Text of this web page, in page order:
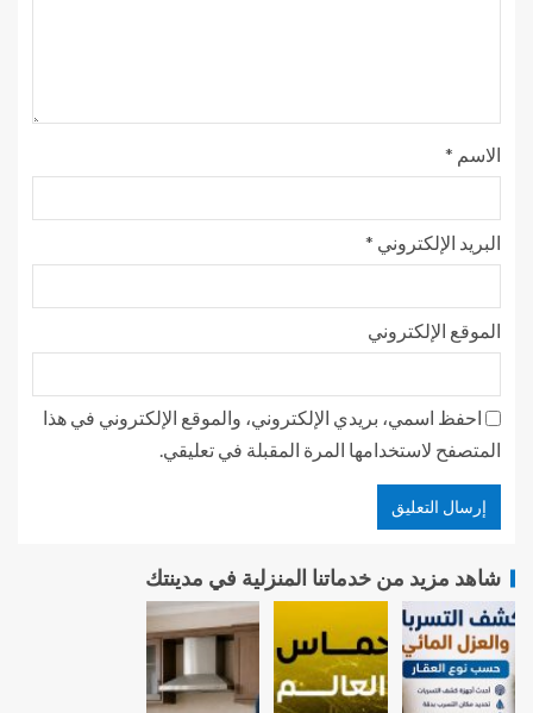
الاسم *
البريد الإلكتروني *
الموقع الإلكتروني
احفظ اسمي، بريدي الإلكتروني، والموقع الإلكتروني في هذا
المتصفح لاستخدامها المرة المقبلة في تعليقي.
شاهد مزيد من خدماتنا المنزلية في مدينتك